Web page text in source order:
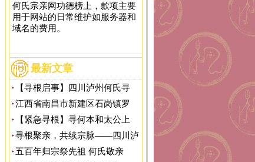
何氏宗亲网功德榜上，款项主要
用于网站的日常维护如服务器和
域名的费用。
最新文章
【寻根启事】四川泸州何氏寻
江西省南昌市新建区石岗镇罗
【紧急寻根】寻何本和太公上
寻根聚亲，共续宗脉——四川泸
五百年归宗祭先祖 何氏敬亲